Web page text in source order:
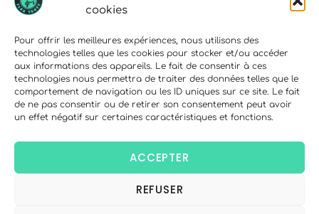
cookies
Pour offrir les meilleures expériences, nous utilisons des
technologies telles que les cookies pour stocker et/ou accéder
aux informations des appareils. Le fait de consentir à ces
technologies nous permettra de traiter des données telles que le
comportement de navigation ou les ID uniques sur ce site. Le fait
de ne pas consentir ou de retirer son consentement peut avoir
un effet négatif sur certaines caractéristiques et fonctions.
ACCEPTER
REFUSER
30 rue Edouard Richard
68000 Colmar
Téléphone
Copyright © 2026 FlexTrott.